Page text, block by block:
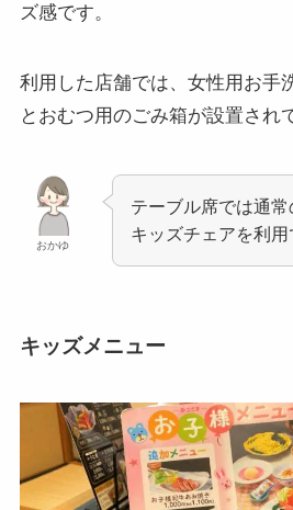
ズ感です。
利用した店舗では、女性用お手
とおむつ用のごみ箱が設置され
おかゆ
テーブル席では通
キッズチェアを利用
キッズメニュー